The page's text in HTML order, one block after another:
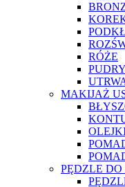
RÓŻE
PUDRY
MAKIJAŻ
PĘDZLE